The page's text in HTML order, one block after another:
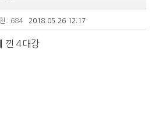
: 684 2018.05.26 12:17
낀 4대강